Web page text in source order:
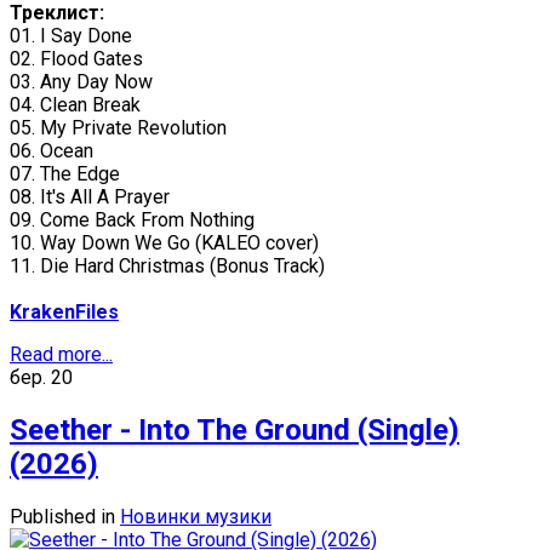
Треклист:
01. I Say Done
02. Flood Gates
03. Any Day Now
04. Clean Break
05. My Private Revolution
06. Ocean
07. The Edge
08. It's All A Prayer
09. Come Back From Nothing
10. Way Down We Go (KALEO cover)
11. Die Hard Christmas (Bonus Track)
KrakenFiles
Read more...
бер. 20
Seether - Into The Ground (Single)
(2026)
Published in Новинки музики